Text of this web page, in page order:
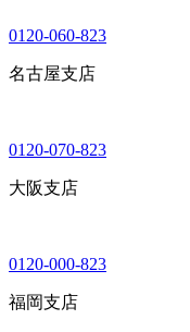
0120-060-823
名古屋支店
0120-070-823
大阪支店
0120-000-823
福岡支店